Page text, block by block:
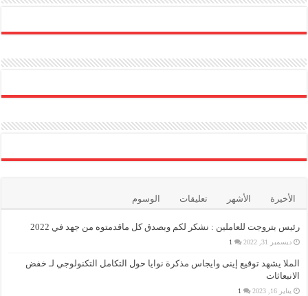
الأخيرة الأشهر تعليقات الوسوم
رئيس بتروجت للعاملين : نشكر لكم وبصدق كل ماقدمتوه من جهد في 2022
ديسمبر 31, 2022 1
الملا يشهد توقيع إينى وايجاس مذكرة نوايا حول التكامل التكنولوجي لـ خفض
الانبعاثات
يناير 16, 2023 1